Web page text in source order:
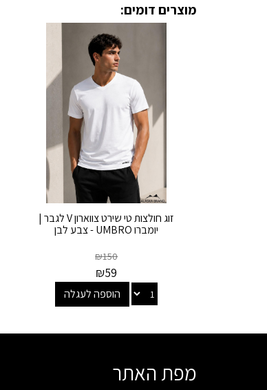
מוצרים דומים:
זוג חולצות טי שירט צווארון V לגבר |
יומברו UMBRO - צבע לבן
₪150
₪59
הוספה לעגלה
מפת האתר